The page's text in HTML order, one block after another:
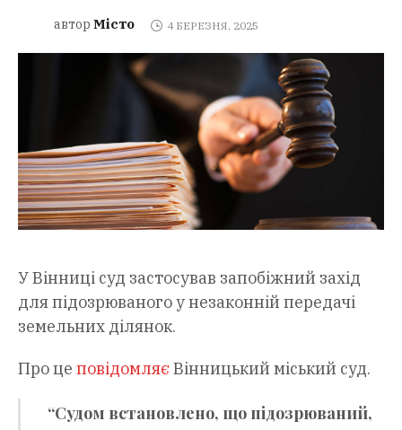
автор Місто 4 БЕРЕЗНЯ, 2025
У Вінниці суд застосував запобіжний захід
для підозрюваного у незаконній передачі
земельних ділянок.
Про це повідомляє Вінницький міський суд.
“Судом встановлено, що підозрюваний,